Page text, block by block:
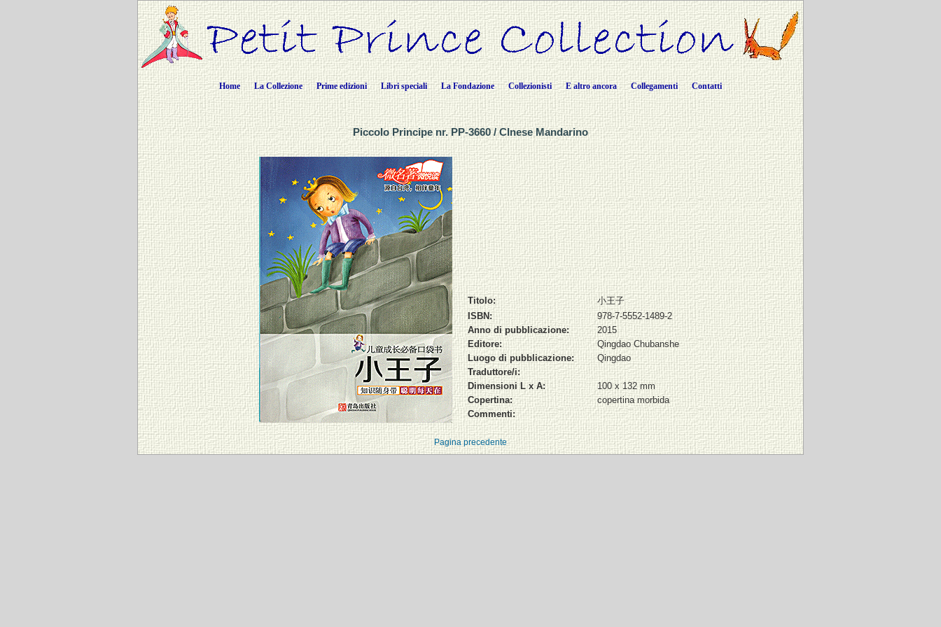
Home La Collezione Prime edizioni Libri speciali La Fondazione Collezionisti E altro ancora Collegamenti Contatti
Piccolo Principe nr. PP-3660 / CInese Mandarino
Titolo:
小王子
ISBN:
978-7-5552-1489-2
Anno di pubblicazione:
2015
Editore:
Qingdao Chubanshe
Luogo di pubblicazione:
Qingdao
Traduttore/i:
Dimensioni L x A:
100 x 132 mm
Copertina:
copertina morbida
Commenti:
Pagina precedente